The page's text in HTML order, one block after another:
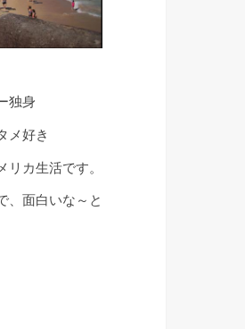
独身
メ好き
カ生活です。
、面白いな～と